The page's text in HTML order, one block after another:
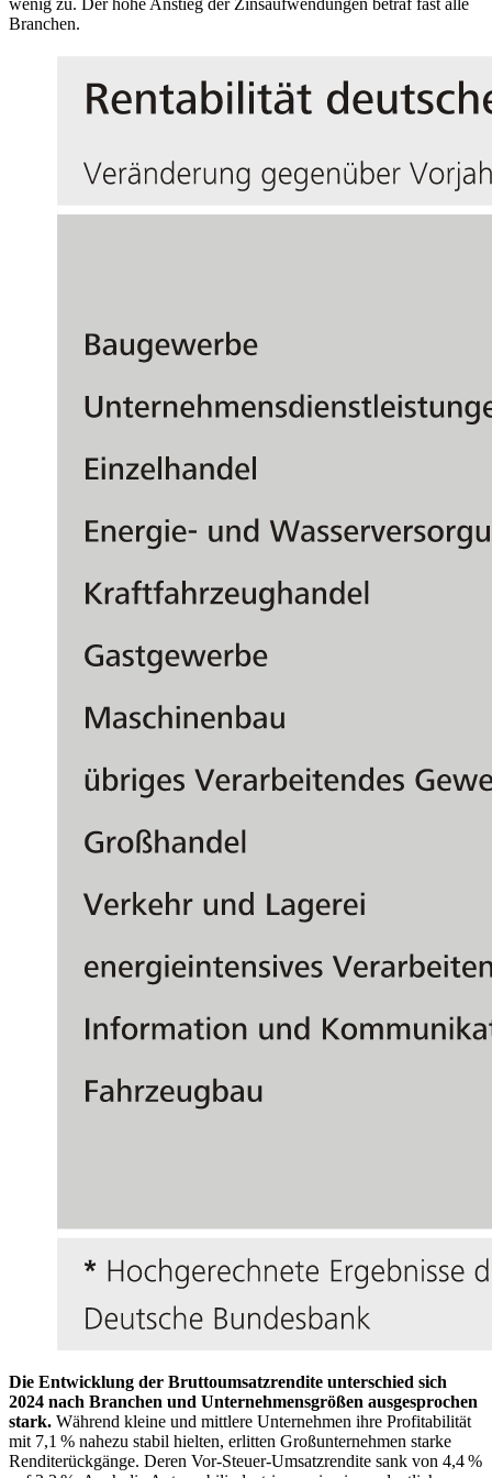
wenig zu. Der hohe Anstieg der Zinsaufwendungen betraf fast alle
Branchen.
Die Entwicklung der Bruttoumsatzrendite unterschied sich
2024 nach Branchen und Unternehmensgrößen ausgesprochen
stark. Während kleine und mittlere Unternehmen ihre Profitabilität
mit 7,1 % nahezu stabil hielten, erlitten Großunternehmen starke
Renditerückgänge. Deren Vor-Steuer-Umsatzrendite sank von 4,4 %